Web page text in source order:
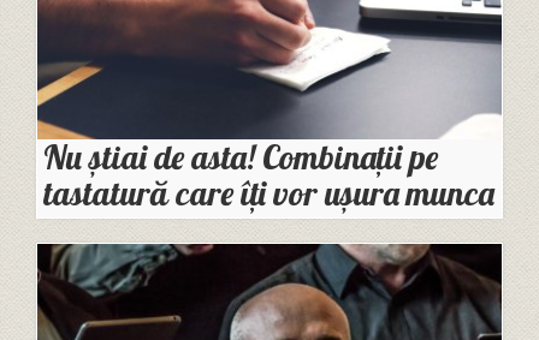
Nu știai de asta! Combinații pe
tastatură care îți vor ușura munca